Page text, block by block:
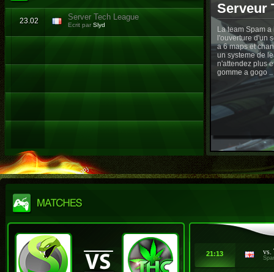
23.02 Server Tech League
Ecrit par Slyd
Serveur
La team Spam
l'ouverture d'un
a 6 maps et
un systeme de
n'attendez plus
gomme a gogo ..
21:13 vs.